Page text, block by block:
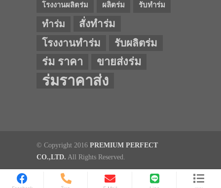
โรงงานผลิตร่ม ผลิตร่ม รับทำร่ม
ทำร่ม
สั่งทำร่ม
โรงงานทำร่ม
รับผลิตร่ม
ร่ม ราคา ขายส่งร่ม
ร่มราคาส่ง
© Copyright 2016 PREMIUM PERFECT
CO.,LTD. All Rights Reserved.